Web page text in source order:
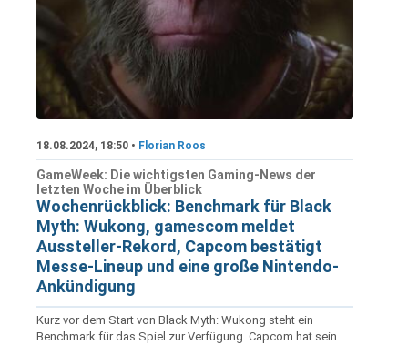
18.08.2024, 18:50 • Florian Roos
GameWeek: Die wichtigsten Gaming-News der
letzten Woche im Überblick
Wochenrückblick: Benchmark für Black
Myth: Wukong, gamescom meldet
Aussteller-Rekord, Capcom bestätigt
Messe-Lineup und eine große Nintendo-
Ankündigung
Kurz vor dem Start von Black Myth: Wukong steht ein
Benchmark für das Spiel zur Verfügung. Capcom hat sein